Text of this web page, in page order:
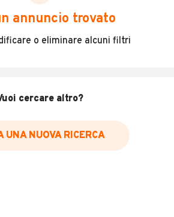
e sicuro, come:
stato coinvolto il veicolo
revisioni effettuate
targa per verificare la disponibilità
annuncio trovato
o eliminare alcuni filtri
cercare altro?
UNA NUOVA RICERCA